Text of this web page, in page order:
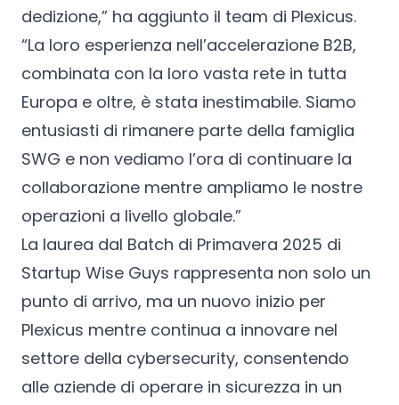
dedizione,” ha aggiunto il team di Plexicus.
“La loro esperienza nell’accelerazione B2B,
combinata con la loro vasta rete in tutta
Europa e oltre, è stata inestimabile. Siamo
entusiasti di rimanere parte della famiglia
SWG e non vediamo l’ora di continuare la
collaborazione mentre ampliamo le nostre
operazioni a livello globale.”
La laurea dal Batch di Primavera 2025 di
Startup Wise Guys rappresenta non solo un
punto di arrivo, ma un nuovo inizio per
Plexicus mentre continua a innovare nel
settore della cybersecurity, consentendo
alle aziende di operare in sicurezza in un